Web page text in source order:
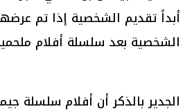
أبداً تقديم الشخصية إذا تم
الشخصية بعد سلسلة أفلام